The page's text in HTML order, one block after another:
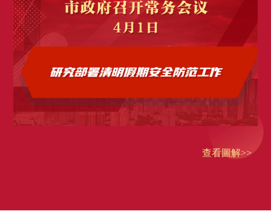
查看圖解>>